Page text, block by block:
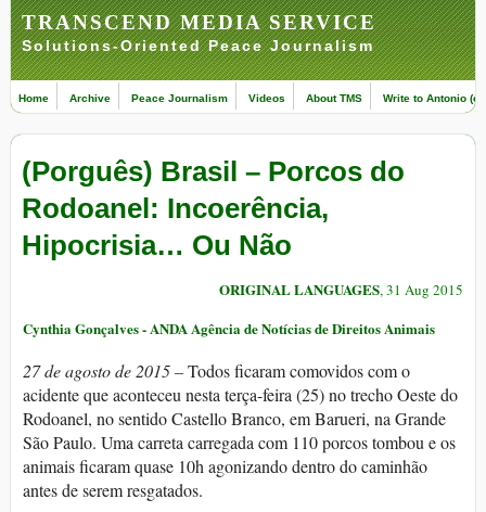
TRANSCEND MEDIA SERVICE
Solutions-Oriented Peace Journalism
Home Archive Peace Journalism Videos About TMS Write to Antonio
(Porguês) Brasil – Porcos do
Rodoanel: Incoerência,
Hipocrisia… Ou Não
ORIGINAL LANGUAGES, 31 Aug 2015
Cynthia Gonçalves - ANDA Agência de Notícias de Direitos Animais
27 de agosto de 2015 –Todos ficaram comovidos com o
acidente que aconteceu nesta terça-feira (25) no trecho Oeste do
Rodoanel, no sentido Castello Branco, em Barueri, na Grande
São Paulo. Uma carreta carregada com 110 porcos tombou e os
animais ficaram quase 10h agonizando dentro do caminhão
antes de serem resgatados.